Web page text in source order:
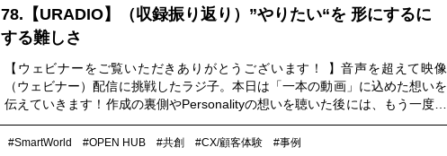
78.【URADIO】（収録振り返り）”やりたい“を 形にするに
する難しさ
【ウェビナーをご覧いただきありがとうございます！ 】音声を超えて映像
（ウェビナー）配信に挑戦したラジ子。本日は「一本の動画」に込めた想いを
伝えていきます！作成の裏側やPersonalityの想いを聴いた後には、もう一度ウ
ェビナーを見たくなるはず！？ぜひお聴きください！
#SmartWorld #OPEN HUB #共創 #CX/顧客体験 #事例